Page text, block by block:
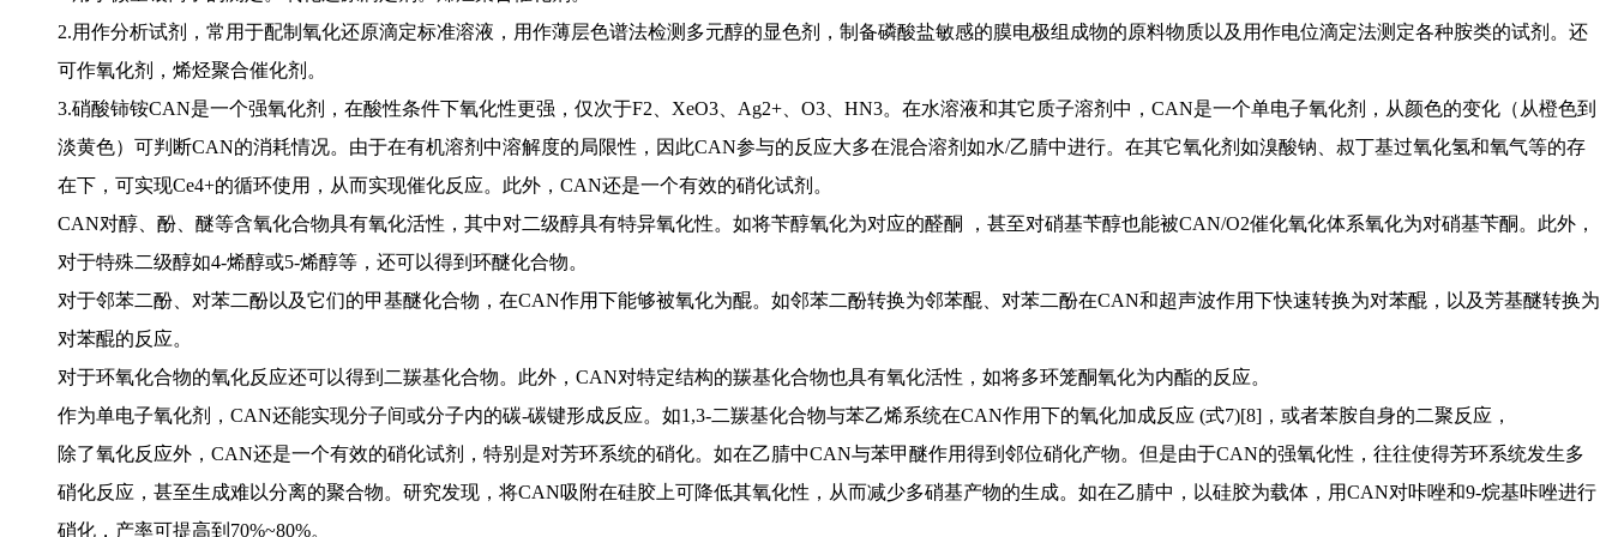
2.用作分析试剂，常用于配制氧化还原滴定标准溶液，用作薄层色谱法检测多元醇的显色剂，制备磷酸盐敏感的膜电极组成物的原料物质以及用作电位滴定法测定各种胺类的试剂。还
可作氧化剂，烯烃聚合催化剂。
3.硝酸铈铵CAN是一个强氧化剂，在酸性条件下氧化性更强，仅次于F2、XeO3、Ag2+、O3、HN3。在水溶液和其它质子溶剂中，CAN是一个单电子氧化剂，从颜色的变化（从橙色到
淡黄色）可判断CAN的消耗情况。由于在有机溶剂中溶解度的局限性，因此CAN参与的反应大多在混合溶剂如水/乙腈中进行。在其它氧化剂如溴酸钠、叔丁基过氧化氢和氧气等的存
在下，可实现Ce4+的循环使用，从而实现催化反应。此外，CAN还是一个有效的硝化试剂。
CAN对醇、酚、醚等含氧化合物具有氧化活性，其中对二级醇具有特异氧化性。如将苄醇氧化为对应的醛酮 ，甚至对硝基苄醇也能被CAN/O2催化氧化体系氧化为对硝基苄酮。此外，
对于特殊二级醇如4-烯醇或5-烯醇等，还可以得到环醚化合物。
对于邻苯二酚、对苯二酚以及它们的甲基醚化合物，在CAN作用下能够被氧化为醌。如邻苯二酚转换为邻苯醌、对苯二酚在CAN和超声波作用下快速转换为对苯醌，以及芳基醚转换为
对苯醌的反应。
对于环氧化合物的氧化反应还可以得到二羰基化合物。此外，CAN对特定结构的羰基化合物也具有氧化活性，如将多环笼酮氧化为内酯的反应。
作为单电子氧化剂，CAN还能实现分子间或分子内的碳-碳键形成反应。如1,3-二羰基化合物与苯乙烯系统在CAN作用下的氧化加成反应 (式7)[8]，或者苯胺自身的二聚反应，
除了氧化反应外，CAN还是一个有效的硝化试剂，特别是对芳环系统的硝化。如在乙腈中CAN与苯甲醚作用得到邻位硝化产物。但是由于CAN的强氧化性，往往使得芳环系统发生多
硝化反应，甚至生成难以分离的聚合物。研究发现，将CAN吸附在硅胶上可降低其氧化性，从而减少多硝基产物的生成。如在乙腈中，以硅胶为载体，用CAN对咔唑和9-烷基咔唑进行
硝化，产率可提高到70%~80%。